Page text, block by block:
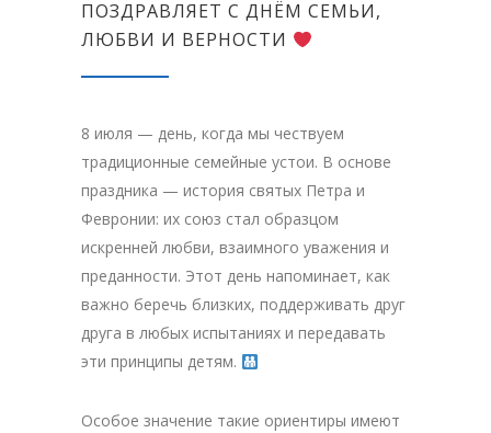
ПОЗДРАВЛЯЕТ С ДНЁМ СЕМЬИ,
ЛЮБВИ И ВЕРНОСТИ
8 июля — день, когда мы чествуем
традиционные семейные устои. В основе
праздника — история святых Петра и
Февронии: их союз стал образцом
искренней любви, взаимного уважения и
преданности. Этот день напоминает, как
важно беречь близких, поддерживать друг
друга в любых испытаниях и передавать
эти принципы детям.
Особое значение такие ориентиры имеют